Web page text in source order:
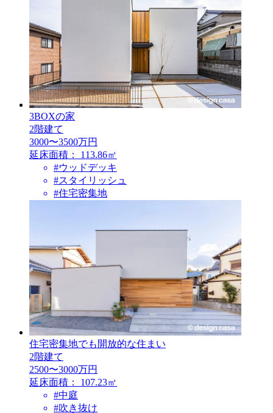
3BOXの家
2階建て
3000〜3500万円
延床面積：
113.86㎡
#ウッドデッキ
#スタイリッシュ
#住宅密集地
住宅密集地でも開放的な住まい
2階建て
2500〜3000万円
延床面積：
107.23㎡
#中庭
#吹き抜け